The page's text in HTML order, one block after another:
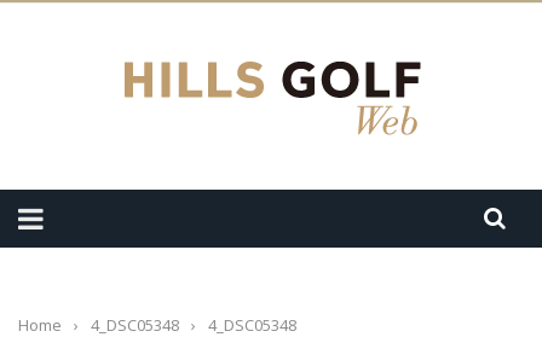
Home › 4_DSC05348 › 4_DSC05348